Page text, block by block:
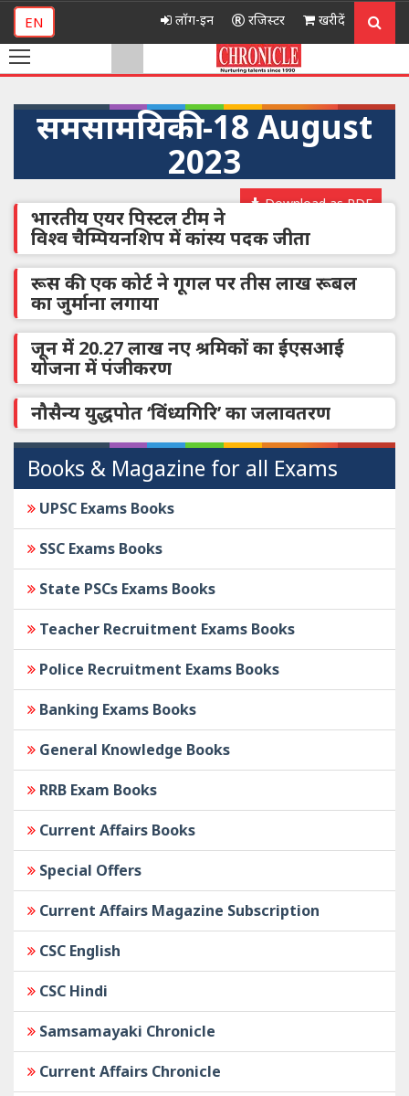
EN लॉग-इन रजिस्टर खरीदें
समसामयिकी -18 August
2023
Download as PDF
भारतीय एयर पिस्टल टीम ने
विश्व चैम्पियनशिप में कांस्य पदक जीता
रूस की एक कोर्ट ने गूगल पर तीस लाख रूबल
का जुर्माना लगाया
जून में 20.27 लाख नए श्रमिकों का ईएसआई
योजना में पंजीकरण
नौसैन्य युद्धपोत ‘विंध्यगिरि’ का जलावतरण
Books & Magazine for all Exams
UPSC Exams Books
SSC Exams Books
State PSCs Exams Books
Teacher Recruitment Exams Books
Police Recruitment Exams Books
Banking Exams Books
General Knowledge Books
RRB Exam Books
Current Affairs Books
Special Offers
Current Affairs Magazine Subscription
CSC English
CSC Hindi
Samsamayaki Chronicle
Current Affairs Chronicle